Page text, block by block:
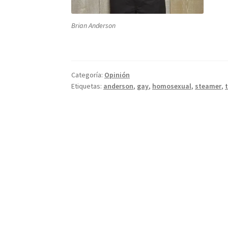
Brian Anderson
Categoría: Opinión
Etiquetas: anderson, gay, homosexual, steamer,